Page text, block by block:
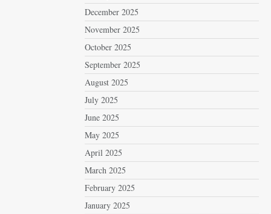
December 2025
November 2025
October 2025
September 2025
August 2025
July 2025
June 2025
May 2025
April 2025
March 2025
February 2025
January 2025